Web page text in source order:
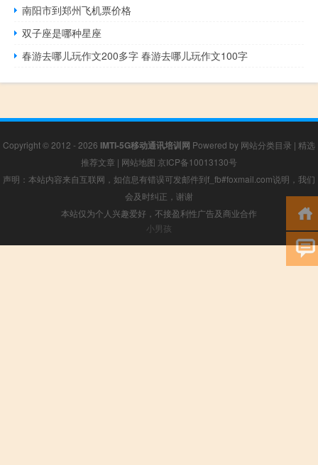
南阳市到郑州飞机票价格
双子座是哪种星座
春游去哪儿玩作文200多字 春游去哪儿玩作文100字
Copyright © 2012 - 2026 IMTI-5G移动通讯培训网 Powered by 网站分类目录 | 精选
推荐文章 | 网站地图 京ICP备10013130号
声明：本站内容来自互联网，如信息有错误可发邮件到f_fb#foxmail.com说明，我们
会及时纠正，谢谢
本站仅为个人兴趣爱好，不接盈利性广告及商业合作
小男孩